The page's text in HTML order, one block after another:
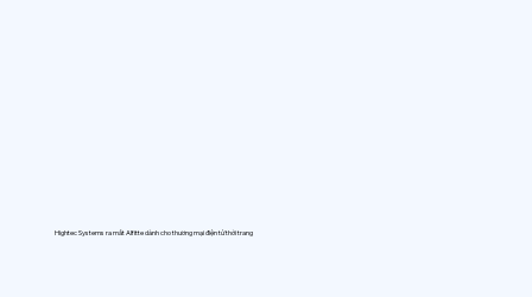
Hightec Systems ra mắt AIfitte dành cho thương mại điện tử thời trang